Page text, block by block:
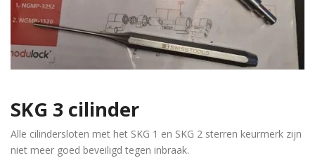
SKG 3 cilinder
Alle cilindersloten met het SKG 1 en SKG 2 sterren keurmerk zijn
niet meer goed beveiligd tegen inbraak.